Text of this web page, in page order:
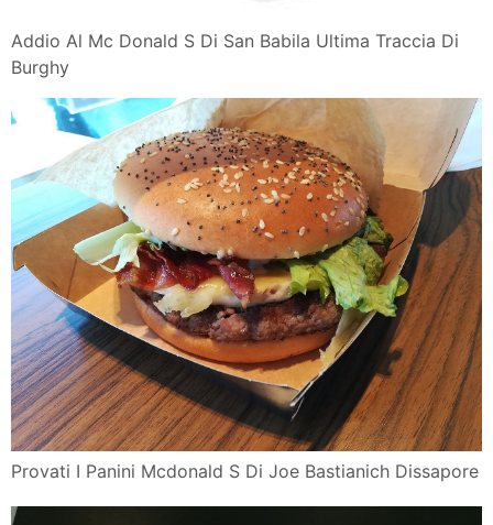
Addio Al Mc Donald S Di San Babila Ultima Traccia Di
Burghy
Provati I Panini Mcdonald S Di Joe Bastianich Dissapore